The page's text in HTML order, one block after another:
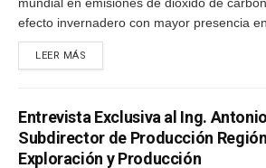
efecto invernadero con mayor presencia
LEER MÁS
Entrevista Exclusiva al Ing.
Subdirector de Producción
Exploración y Producción